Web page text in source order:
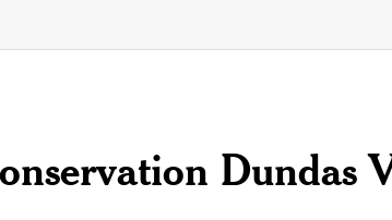
Dundas